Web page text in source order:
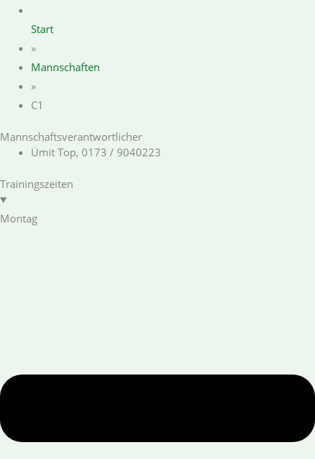
Start
»
Mannschaften
»
C1
Mannschaftsverantwortlicher
Ümit Top, 0173 / 9040223
Trainingszeiten
Montag